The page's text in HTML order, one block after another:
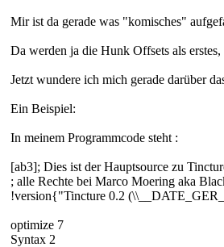
Mir ist da gerade was "komisches"
Da werden ja die Hunk Offsets als
Jetzt wundere ich mich gerade darüber
Ein Beispiel:
In meinem Programmcode steht :
[ab3]; Dies ist der Hauptsource zu
; alle Rechte bei Marco Moering aka
!version{"Tincture 0.2
optimize 7
Syntax 2